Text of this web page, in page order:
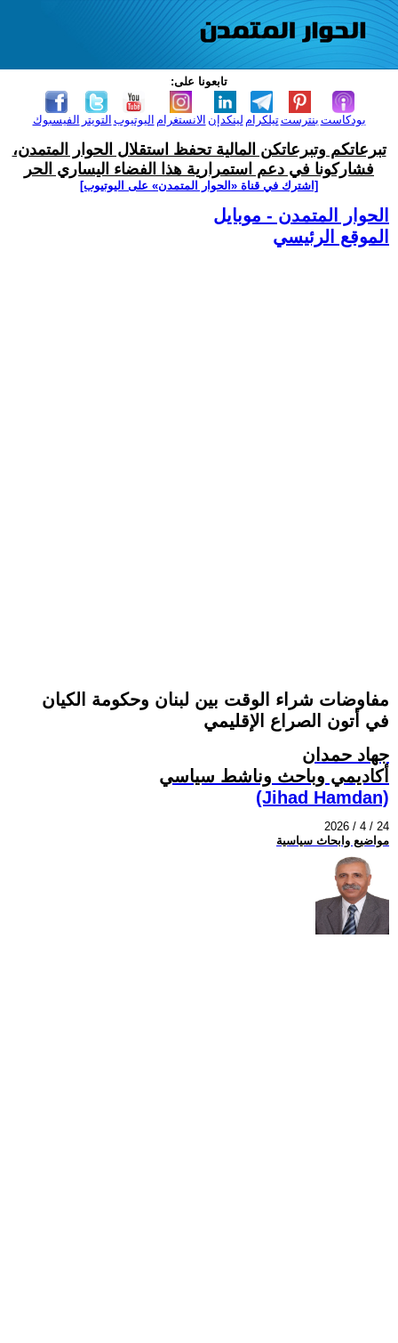
تابعونا على:
الفيسبوك التويتر اليوتيوب الانستغرام لينكدإن تيلكرامبنترست بودكاست
تبرعاتكم وتبرعاتكن المالية تحفظ استقلال الحوار المتمدن،
فشاركونا في دعم استمرارية هذا الفضاء اليساري الحر
[اشترك في قناة ‫«الحوار المتمدن» على اليوتيوب]
الحوار المتمدن - موبايل
الموقع الرئيسي
مفاوضات شراء الوقت بين لبنان وحكومة الكيان
في أتون الصراع الإقليمي
جهاد حمدان
أكاديمي وباحث وناشط سياسي
(Jihad Hamdan)
2026 / 4 / 24
مواضيع وابحاث سياسية